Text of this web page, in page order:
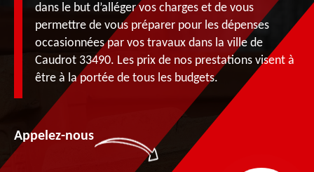
dans le but d’alléger vos charges et de vous
permettre de vous préparer pour les dépenses
occasionnées par vos travaux dans la ville de
Caudrot 33490. Les prix de nos prestations visent à
être à la portée de tous les budgets.
Appelez-nous